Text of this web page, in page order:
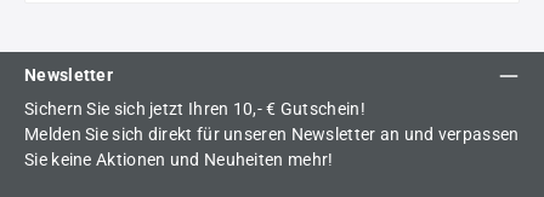
Newsletter
Sichern Sie sich jetzt Ihren 10,- € Gutschein!
Melden Sie sich direkt für unseren Newsletter an und verpassen
Sie keine Aktionen und Neuheiten mehr!